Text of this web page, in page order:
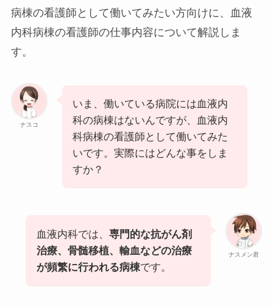
病棟の看護師として働いてみたい方向けに、血液
内科病棟の看護師の仕事内容について解説しま
す。
ナスコ
いま、働いている病院には血液内
科の病棟はないんですが、血液内
科病棟の看護師として働いてみた
いです。実際にはどんな事をしま
すか？
ナスメン君
血液内科では、 専門的な抗がん剤
治療、骨髄移植、輸血などの治療
が頻繁に行われる病棟です。